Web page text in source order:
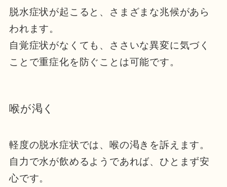
脱水症状が起こると、さまざまな兆候があら
われます。
自覚症状がなくても、ささいな異変に気づく
ことで重症化を防ぐことは可能です。
喉が渇く
軽度の脱水症状では、喉の渇きを訴えます。
自力で水が飲めるようであれば、ひとまず安
心です。